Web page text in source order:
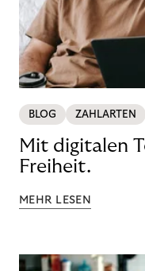
BLOG ZAHLARTEN
Mit digitalen
Freiheit.
MEHR LESEN